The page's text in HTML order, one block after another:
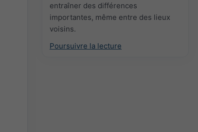
entraîner des différences
importantes, même entre des lieux
voisins.
Poursuivre la lecture